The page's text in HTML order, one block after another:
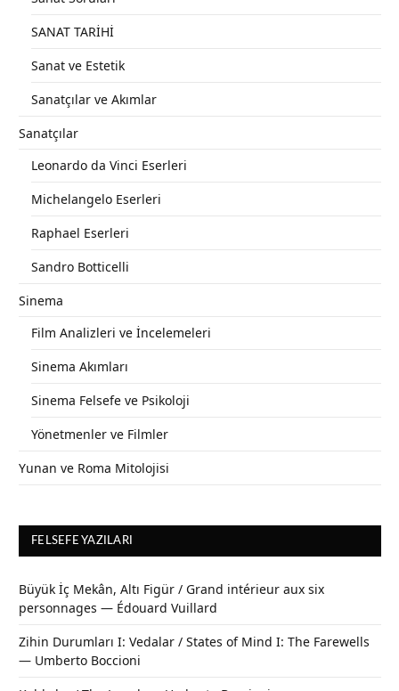
SANAT TARİHİ
Sanat ve Estetik
Sanatçılar ve Akımlar
Sanatçılar
Leonardo da Vinci Eserleri
Michelangelo Eserleri
Raphael Eserleri
Sandro Botticelli
Sinema
Film Analizleri ve İncelemeleri
Sinema Akımları
Sinema Felsefe ve Psikoloji
Yönetmenler ve Filmler
Yunan ve Roma Mitolojisi
FELSEFE YAZILARI
Büyük İç Mekân, Altı Figür / Grand intérieur aux six
personnages — Édouard Vuillard
Zihin Durumları I: Vedalar / States of Mind I: The Farewells
— Umberto Boccioni